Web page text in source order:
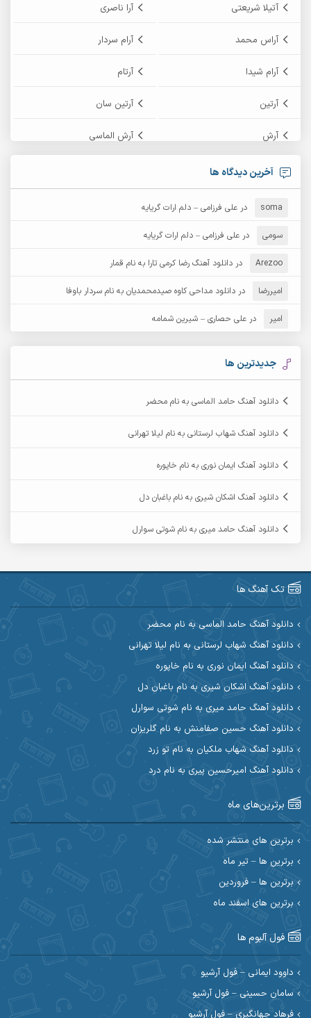
آتیلا شریعتی آرا ناصری
آراس محمد آرام سردار
آرام شیدا آرتام
آرتین آرتین سان
آرش آرش الماسی
آرش امامی
آرش عثمان
آرش مبهم آرش مستشیری
آرش مهرابی آرش نظری
آرشام
آرکاداش
آرین صیادی
آرین مریدی
آوات بوکانی آوات یگانه
آیت احمدنژاد
ابراهیم شمس ابوالحسن جاویدان
ابی حسینی
احسان آیینفر
احسان امیدوار
احسان حیدری احسان دریادل
احسان رمضانی احسان علیانی
احسان کریمی احسان کمری
احسان مرادیان احمد اسلامی
احمد بیرانوند
احمد صحراییان
آخرین دیدگاه ها
soma در علی فرزامی – دلم ارات گریایه
سومی در علی فرزامی – دلم ارات گریایه
Arezoo در دانلود آهنگ رضا کرمی تارا به نام قمار
امیررضا در دانلود مداحی کاوه صیدمحمدیان به نام سردار باوفا
امیر در علی حصاری – شیرین شمامه
جدیدترین ها
دانلود آهنگ حامد الماسی به نام محضر
دانلود آهنگ شهاب لرستانی به نام لیلا تهرانی
دانلود آهنگ ایمان نوری به نام خاپوره
دانلود آهنگ اشکان شیری به نام باغبان دل
دانلود آهنگ حامد میری به نام شوتی سوارل
تک آهنگ ها
دانلود آهنگ حامد الماسی به نام محضر
دانلود آهنگ شهاب لرستانی به نام لیلا تهرانی
دانلود آهنگ ایمان نوری به نام خاپوره
دانلود آهنگ اشکان شیری به نام باغبان دل
دانلود آهنگ حامد میری به نام شوتی سوارل
دانلود آهنگ حسین صفامنش به نام گلریزان
دانلود آهنگ شهاب ملکیان به نام تو زرد
دانلود آهنگ امیرحسین پیری به نام درد
برترین‌های ماه
برترین های منتشر شده
برترین ها – تیر ماه
برترین ها – فروردین
برترین های اسفند ماه
فول آلبوم ها
داوود ایمانی – فول آرشیو
سامان حسینی – فول آرشیو
فرهاد جهانگیری – فول آرشیو